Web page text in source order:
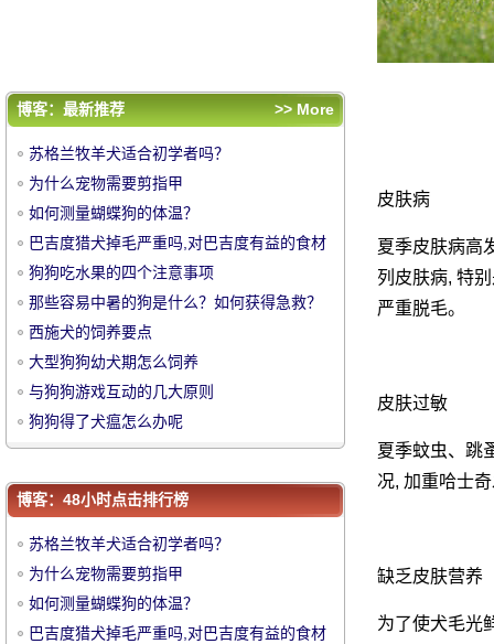
中
华
皮肤病
夏季皮肤病高
列皮肤病, 特
严重脱毛。
皮肤过敏
夏季蚊虫、跳
况, 加重哈士
缺乏皮肤营养
为了使犬毛光
评论排行
巴吉度猎犬掉毛严重吗,对巴吉度有益的食材
有哪些
狗狗吃水果的四个注意事项
那些容易中暑的狗是什么？如何获得急救？
西施犬的饲养要点
大型狗狗幼犬期怎么饲养
与狗狗游戏互动的几大原则
狗狗得了犬瘟怎么办呢
博客：最新推荐 >> More
苏格兰牧羊犬适合初学者吗？
为什么宠物需要剪指甲
如何测量蝴蝶狗的体温？
巴吉度猎犬掉毛严重吗,对巴吉度有益的食材
有哪些
狗狗吃水果的四个注意事项
那些容易中暑的狗是什么？如何获得急救？
西施犬的饲养要点
大型狗狗幼犬期怎么饲养
与狗狗游戏互动的几大原则
狗狗得了犬瘟怎么办呢
博客：48小时点击排行榜
苏格兰牧羊犬适合初学者吗？
为什么宠物需要剪指甲
如何测量蝴蝶狗的体温？
巴吉度猎犬掉毛严重吗,对巴吉度有益的食材